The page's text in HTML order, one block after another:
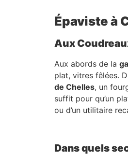
Épaviste à
Aux
Aux abords de la
plat, vitres fêlées.
de Chelles, un
suffit pour qu’un
ou d’un utilitaire
Dans quels